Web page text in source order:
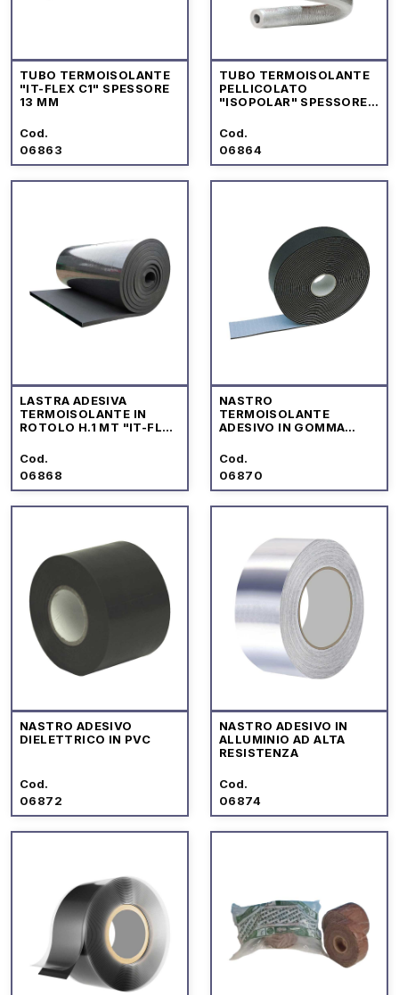
TUBO TERMOISOLANTE
"IT-FLEX C1" SPESSORE
13 MM
Cod.
06863
TUBO TERMOISOLANTE
PELLICOLATO
"ISOPOLAR" SPESSORE
Cod.
06864
LASTRA ADESIVA
TERMOISOLANTE IN
ROTOLO H.1 MT "IT-FLEX
Cod.
06868
NASTRO
TERMOISOLANTE
ADESIVO IN GOMMA
Cod.
06870
NASTRO ADESIVO
DIELETTRICO IN PVC
Cod.
06872
NASTRO ADESIVO IN
ALLUMINIO AD ALTA
RESISTENZA
Cod.
06874